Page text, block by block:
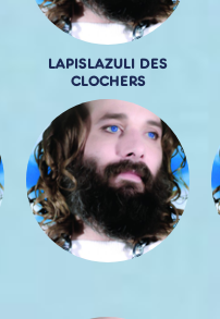
LAPISLAZULI DES
CLOCHERS